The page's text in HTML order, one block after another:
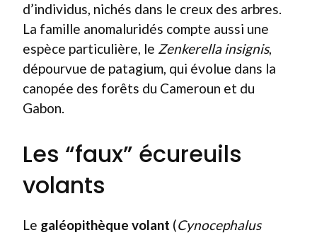
d’individus, nichés dans le creux des arbres.
La famille anomaluridés compte aussi une
espèce particulière, le Zenkerella insignis,
dépourvue de patagium, qui évolue dans la
canopée des forêts du Cameroun et du
Gabon.
Les “faux” écureuils
volants
Le galéopithèque volant (Cynocephalus